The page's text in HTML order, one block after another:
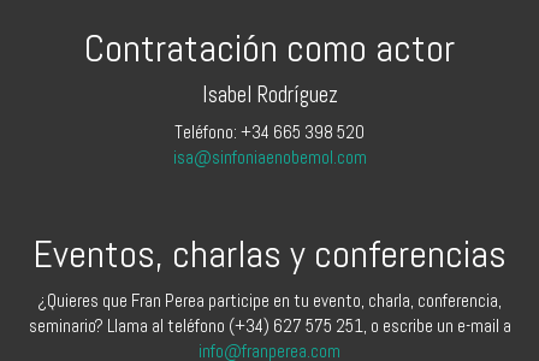
Contratación como actor
Isabel Rodríguez
Teléfono: +34 665 398 520
isa@sinfoniaenobemol.com
Eventos, charlas y conferencias
¿Quieres que Fran Perea participe en tu evento, charla, conferencia,
seminario? Llama al teléfono (+34) 627 575 251, o escribe un e-mail a
info@franperea.com